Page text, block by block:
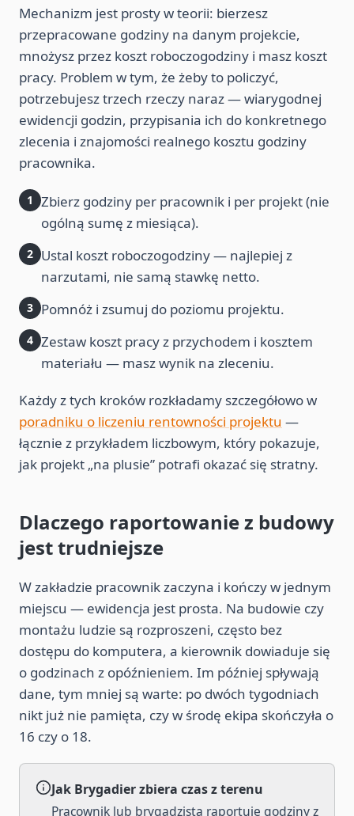
Mechanizm jest prosty w teorii: bierzesz
przepracowane godziny na danym projekcie,
mnożysz przez koszt roboczogodziny i masz koszt
pracy. Problem w tym, że żeby to policzyć,
potrzebujesz trzech rzeczy naraz — wiarygodnej
ewidencji godzin, przypisania ich do konkretnego
zlecenia i znajomości realnego kosztu godziny
pracownika.
1
Zbierz godziny per pracownik i per projekt (nie
ogólną sumę z miesiąca).
2 Ustal koszt roboczogodziny — najlepiej z
narzutami, nie samą stawkę netto.
3 Pomnóż i zsumuj do poziomu projektu.
4 Zestaw koszt pracy z przychodem i kosztem
materiału — masz wynik na zleceniu.
Każdy z tych kroków rozkładamy szczegółowo w
poradniku o liczeniu rentowności projektu —
łącznie z przykładem liczbowym, który pokazuje,
jak projekt „na plusie” potrafi okazać się stratny.
Dlaczego raportowanie z budowy
jest trudniejsze
W zakładzie pracownik zaczyna i kończy w jednym
miejscu — ewidencja jest prosta. Na budowie czy
montażu ludzie są rozproszeni, często bez
dostępu do komputera, a kierownik dowiaduje się
o godzinach z opóźnieniem. Im później spływają
dane, tym mniej są warte: po dwóch tygodniach
nikt już nie pamięta, czy w środę ekipa skończyła o
16 czy o 18.
Jak Brygadier zbiera czas z terenu
Pracownik lub brygadzista raportuje godziny z